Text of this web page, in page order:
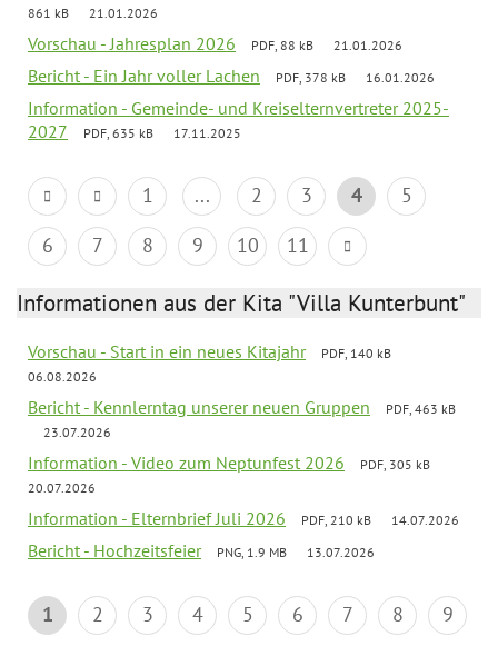
861 kB
21.01.2026
Vorschau - Jahresplan 2026 PDF, 88 kB 21.01.2026
Bericht - Ein Jahr voller Lachen PDF, 378 kB 16.01.2026
Information - Gemeinde- und Kreiselternvertreter 2025-
2027
PDF, 635 kB 17.11.2025
1 ... 2 3 4
5
6
7 8 9 10 11
Informationen aus der Kita "Villa Kunterbunt"
Vorschau - Start in ein neues Kitajahr
PDF, 140 kB
06.08.2026
Bericht - Kennlerntag unserer neuen Gruppen
PDF, 463 kB
23.07.2026
Information - Video zum Neptunfest 2026
PDF, 305 kB
20.07.2026
Information - Elternbrief Juli 2026 PDF, 210 kB 14.07.2026
Bericht - Hochzeitsfeier PNG, 1.9 MB 13.07.2026
1 2 3 4 5 6 7 8 9